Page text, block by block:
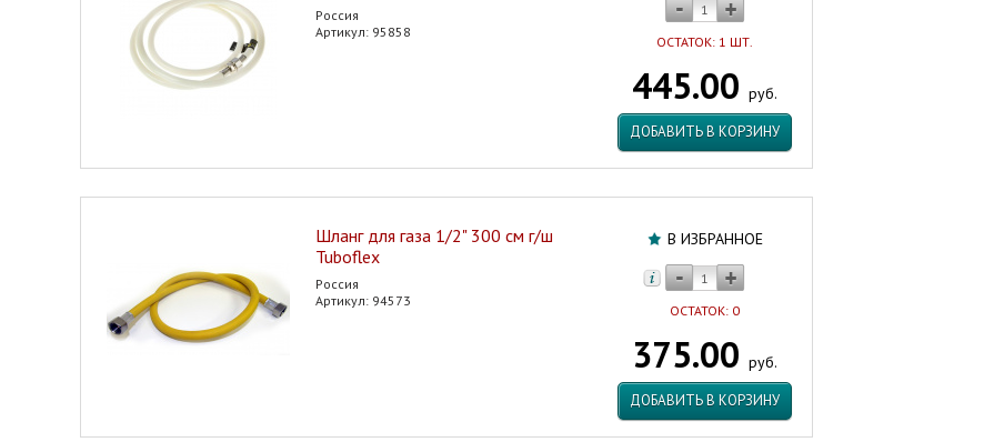
ОСТАТОК: 1 ШТ.
445.00 руб.
ДОБАВИТЬ В КОРЗИНУ
Россия
Артикул: 95858
В ИЗБРАННОЕ
ОСТАТОК: 0
375.00 руб.
ДОБАВИТЬ В КОРЗИНУ
Шланг для газа 1/2" 300 см г/ш
Tuboflex
Россия
Артикул: 94573